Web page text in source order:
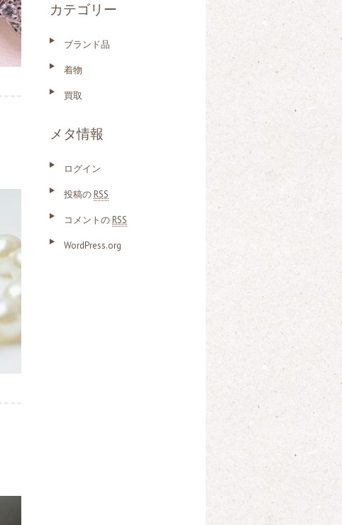
カテゴリー
ブランド品
着物
買取
メタ情報
ログイン
投稿のRSS
コメントのRSS
WordPress.org